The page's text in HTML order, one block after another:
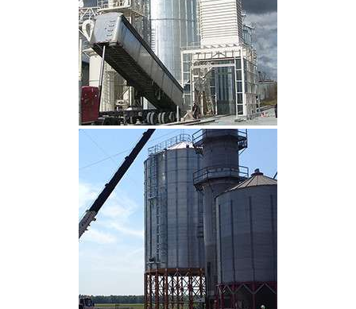
CLIQUEZ POUR AGRANDIR